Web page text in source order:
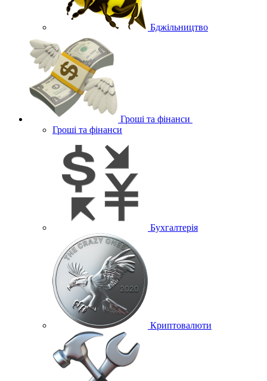
Бджільництво
Гроші та фінанси
Гроші та фінанси
Бухгалтерія
Криптовалюти